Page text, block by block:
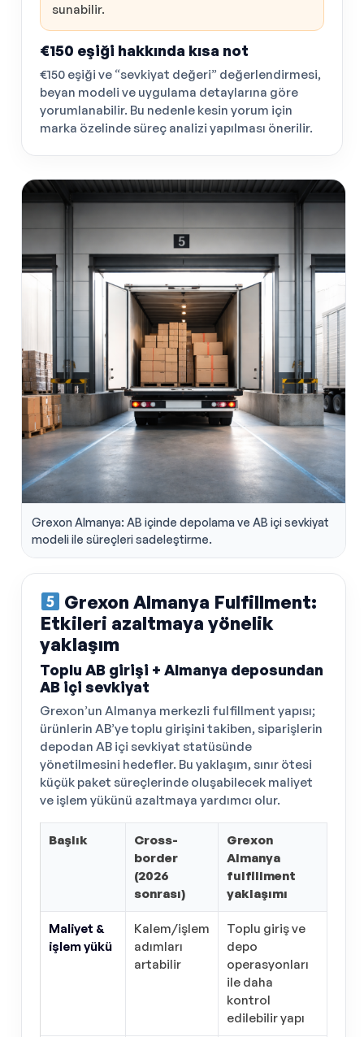
sunabilir.
€150 eşiği hakkında kısa not
€150 eşiği ve “sevkiyat değeri” değerlendirmesi,
beyan modeli ve uygulama detaylarına göre
yorumlanabilir. Bu nedenle kesin yorum için
marka özelinde süreç analizi yapılması önerilir.
Grexon Almanya: AB içinde depolama ve AB içi sevkiyat
modeli ile süreçleri sadeleştirme.
Grexon Almanya Fulfillment:
Etkileri azaltmaya yönelik
yaklaşım
Toplu AB girişi + Almanya deposundan
AB içi sevkiyat
Grexon’un Almanya merkezli fulfillment yapısı;
ürünlerin AB’ye toplu girişini takiben, siparişlerin
depodan AB içi sevkiyat statüsünde
yönetilmesini hedefler. Bu yaklaşım, sınır ötesi
küçük paket süreçlerinde oluşabilecek maliyet
ve işlem yükünü azaltmaya yardımcı olur.
Başlık
Cross-
border
(2026
sonrası)
Grexon
Almanya
fulfillment
yaklaşımı
Maliyet &
işlem yükü
Kalem/işlem
adımları
artabilir
Toplu giriş ve
depo
operasyonları
ile daha
kontrol
edilebilir yapı